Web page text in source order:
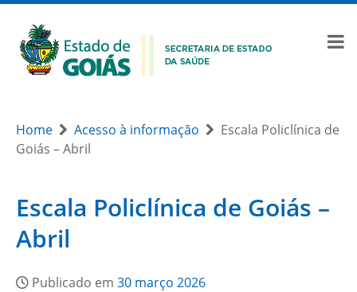
Home Acesso à informação
Escala Policlínica de
Goiás – Abril
Escala Policlínica de Goiás –
Abril
Publicado em 30 março 2026